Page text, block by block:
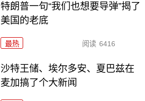
特朗普一句“我们也想要导弹”揭了
美国的老底
最热 阅读 6416
沙特王储、埃尔多安、夏巴兹在
麦加搞了个大新闻